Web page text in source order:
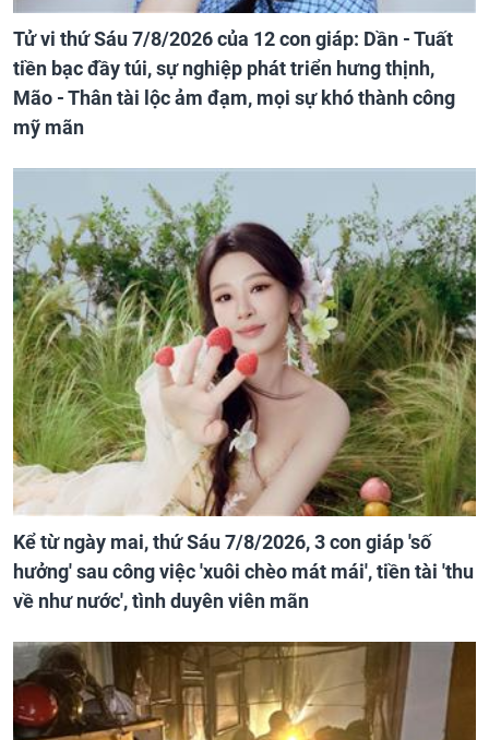
Tử vi thứ Sáu 7/8/2026 của 12 con giáp: Dần - Tuất
tiền bạc đầy túi, sự nghiệp phát triển hưng thịnh,
Mão - Thân tài lộc ảm đạm, mọi sự khó thành công
mỹ mãn
Kể từ ngày mai, thứ Sáu 7/8/2026, 3 con giáp 'số
hưởng' sau công việc 'xuôi chèo mát mái', tiền tài 'thu
về như nước', tình duyên viên mãn